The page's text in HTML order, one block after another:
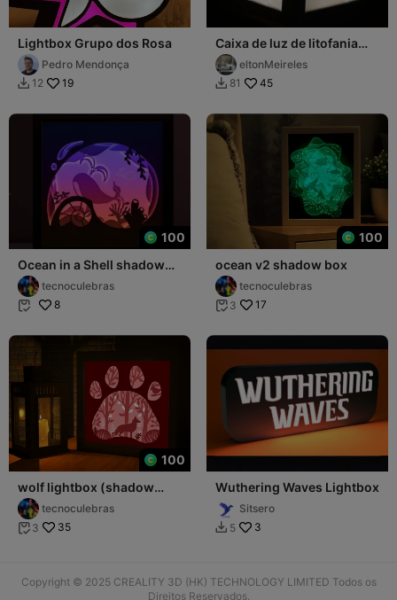
Lightbox Grupo dos Rosa
Pedro Mendonça
 12 19
Caixa de luz de litofania
que comporta 4 fotos
eltonMeireles
 81 45
100
Ocean in a Shell shadow
box tecnoculebras
 8
100
ocean v2 shadow box
tecnoculebras
 3 17
100
wolf lightbox (shadow
box) tecnoculebras
 3 35
Wuthering Waves Lightbox
Sitsero
 5 3
Copyright © 2025 CREALITY 3D (HK) TECHNOLOGY LIMITED Todos os
Direitos Reservados.